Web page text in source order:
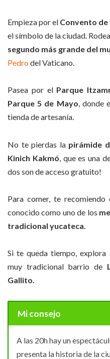
Empieza por el Convento de
el símbolo de la ciudad.
segundo más grande del
Pedrodel Vaticano.
Pasea por elParque
Parque 5 de Mayo, donde
tienda de artesanía.
No te pierdas lapirámide
Kinich Kakmó , que es una
dos son de acceso gratuito!
Para comer, te recomiendo
conocido como uno de los
tradicional yucateca.
Si te queda tiempo,
muy tradicional barrio de
Gallito.
Mi consejo
A las 20h hay un
presenta la historia de la